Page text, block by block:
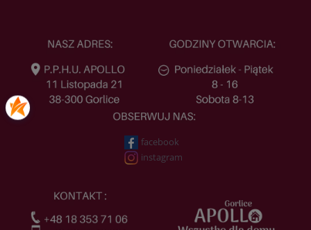
facebook
instagram